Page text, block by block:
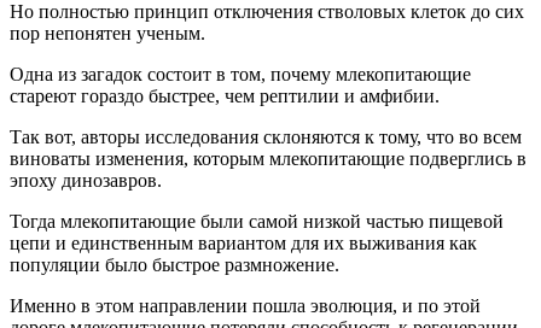
Но полностью принцип отключения стволовых клеток до сих
пор непонятен ученым.
Одна из загадок состоит в том, почему млекопитающие
стареют гораздо быстрее, чем рептилии и амфибии.
Так вот, авторы исследования склоняются к тому, что во всем
виноваты изменения, которым млекопитающие подверглись в
эпоху динозавров.
Тогда млекопитающие были самой низкой частью пищевой
цепи и единственным вариантом для их выживания как
популяции было быстрое размножение.
Именно в этом направлении пошла эволюция, и по этой